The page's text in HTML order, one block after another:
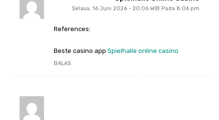
Selasa, 16 Juni 2026 - 20:06 WIB Pada 8:06 pm
References:
Beste casino app Spielhalle online casino
BALAS